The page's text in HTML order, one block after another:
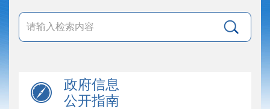
政府信息
公开指南